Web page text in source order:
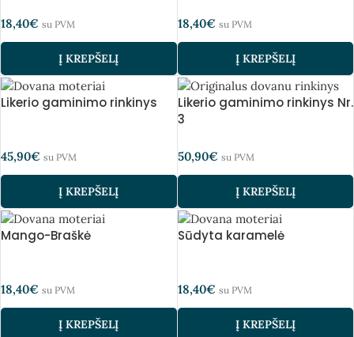
18,40€ su PVM
Į KREPŠELĮ
18,40€ su PVM
Į KREPŠELĮ
Likerio gaminimo rinkinys
45,90€ su PVM
Į KREPŠELĮ
Likerio gaminimo rinkinys Nr.
3
50,90€ su PVM
Į KREPŠELĮ
Mango-Braškė
18,40€ su PVM
Į KREPŠELĮ
Sūdyta karamelė
18,40€ su PVM
Į KREPŠELĮ